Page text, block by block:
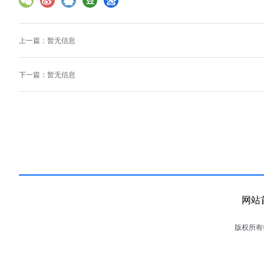
上一篇：暂无信息
下一篇：暂无信息
网站
版权所